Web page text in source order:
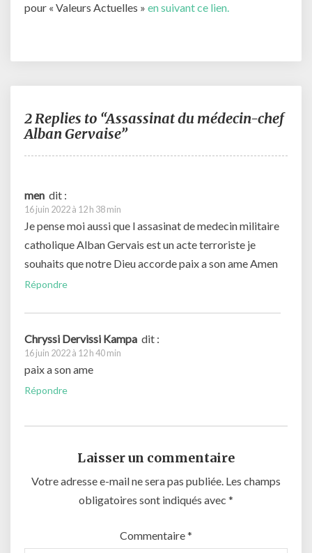
pour « Valeurs Actuelles » en suivant ce lien.
2 Replies to “Assassinat du médecin-chef
Alban Gervaise”
men dit :
16 juin 2022 à 12 h 38 min
Je pense moi aussi que l assasinat de medecin militaire
catholique Alban Gervais est un acte terroriste je
souhaits que notre Dieu accorde paix a son ame Amen
Répondre
Chryssi Dervissi Kampa dit :
16 juin 2022 à 12 h 40 min
paix a son ame
Répondre
Laisser un commentaire
Votre adresse e-mail ne sera pas publiée. Les champs
obligatoires sont indiqués avec *
Commentaire*